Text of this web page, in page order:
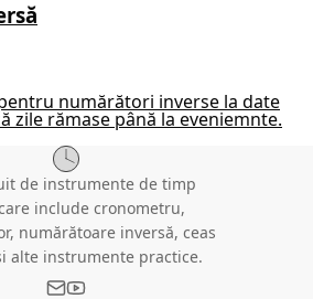
numărători inverse la date
zile rămase până la eveniemnte.
de instrumente de timp
include cronometru,
numărătoare inversă, ceas
alte instrumente practice.